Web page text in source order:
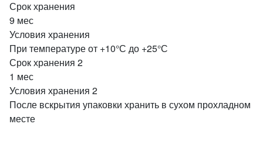
Срок хранения
9 мес
Условия хранения
При температуре от +10°С до +25°С
Срок хранения 2
1 мес
Условия хранения 2
После вскрытия упаковки хранить в сухом прохладном
месте